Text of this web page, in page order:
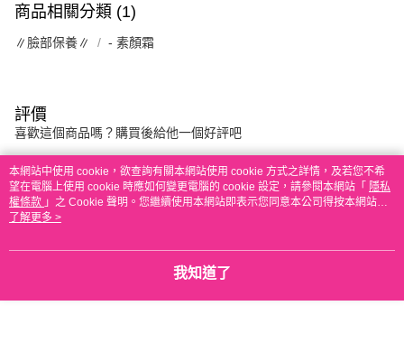
商品相關分類 (1)
∥臉部保養∥ - 素顏霜
評價
喜歡這個商品嗎？購買後給他一個好評吧
本分類熱銷全站排行
本網站中使用 cookie，欲查詢有關本網站使用 cookie 方式之詳情，及若您不希
望在電腦上使用 cookie 時應如何變更電腦的 cookie 設定，請參閱本網站「 隱私
權條款 」之 Cookie 聲明。您繼續使用本網站即表示您同意本公司得按本網站使
用條款之 Cookie 聲明使用 cookie。
了解更多 >
我知道了